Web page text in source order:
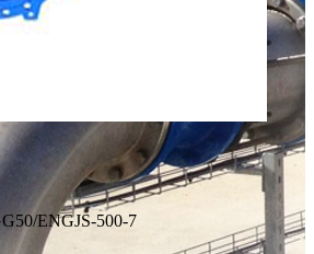
ENGJS-500-7